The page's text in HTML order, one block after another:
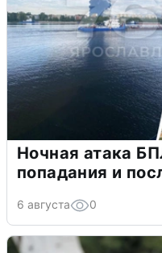
Ночная атака
попадания и
6 августа 0